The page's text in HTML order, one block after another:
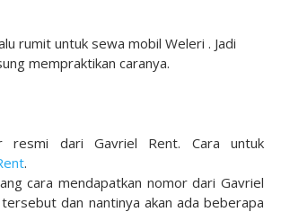
rumit untuk sewa mobil Weleri . Jadi
mempraktikan caranya.
resmi dari Gavriel Rent. Cara untuk
.
cara mendapatkan nomor dari Gavriel
dan nantinya akan ada beberapa